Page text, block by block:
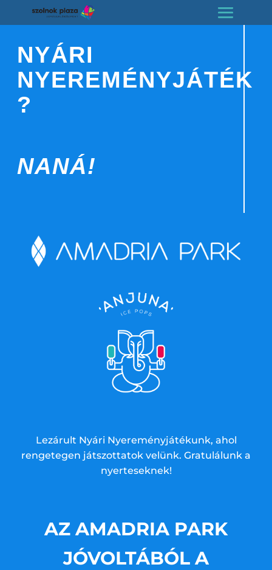
NYÁRI
NYEREMÉNYJÁTÉK
?
NANÁ!
Lezárult Nyári Nyereményjátékunk, ahol
rengetegen játszottatok velünk. Gratulálunk a
nyerteseknek!
AZ AMADRIA PARK
JÓVOLTÁBÓL A